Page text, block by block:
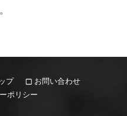
プ
お問い合わせ
ポリシー